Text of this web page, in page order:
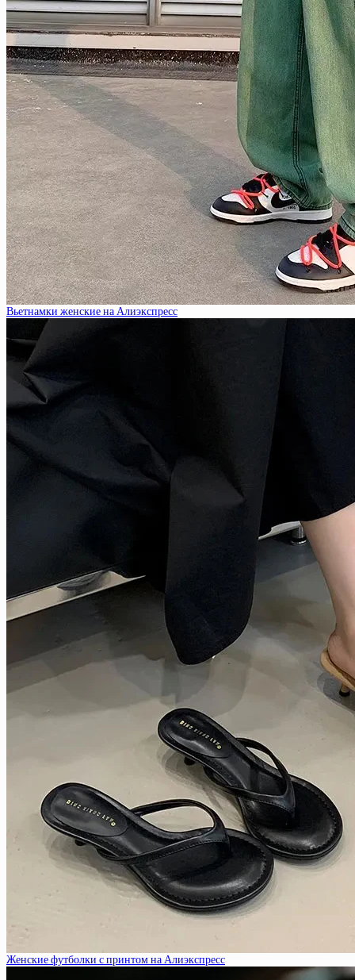
Вьетнамки женские на Алиэкспресс
Женские футболки с принтом на Алиэкспресс